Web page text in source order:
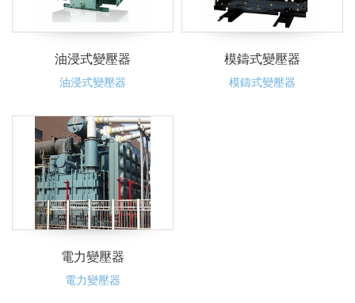
油浸式變壓器
油浸式變壓器
模鑄式變壓器
模鑄式變壓器
電力變壓器
電力變壓器